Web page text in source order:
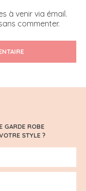
à venir via émail.
commenter.
GARDE ROBE
STYLE ?